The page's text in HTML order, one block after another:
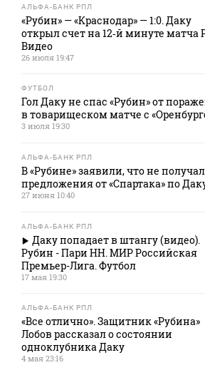
АЛЬФА-БАНК РПЛ
«Рубин» — «Краснодар» — 1:0. Даку
открыл счет на 12‑й минуте матча
Видео
26 июля 19:47
ФУТБОЛ
Гол Даку не спас «Рубин» от
в товарищеском матче с
3 июля 19:30
АЛЬФА-БАНК РПЛ
В «Рубине» заявили, что не
предложения от «Спартака» по
27 июня 10:40
АЛЬФА-БАНК РПЛ
Даку попадает в штангу (видео).
Рубин - Пари НН. МИР Российская
Премьер-Лига. Футбол
17 мая 19:30
АЛЬФА-БАНК РПЛ
«Все отлично». Защитник «Рубина»
Лобов рассказал о состоянии
одноклубника Даку
4 мая 23:16